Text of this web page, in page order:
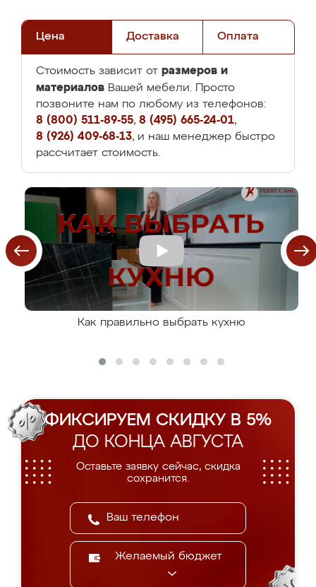
Цена Доставка Оплата
Стоимость зависит от размеров и
материалов Вашей мебели. Просто
позвоните нам по любому из телефонов:
8 (800) 511-89-55, 8 (495) 665-24-01,
8 (926) 409-68-13, и наш менеджер быстро
рассчитает стоимость.
Как правильно выбрать кухню
ФИКСИРУЕМ СКИДКУ В 5%
ДО КОНЦА АВГУСТА
Оставьте заявку сейчас, скидка
сохранится.
Желаемый бюджет